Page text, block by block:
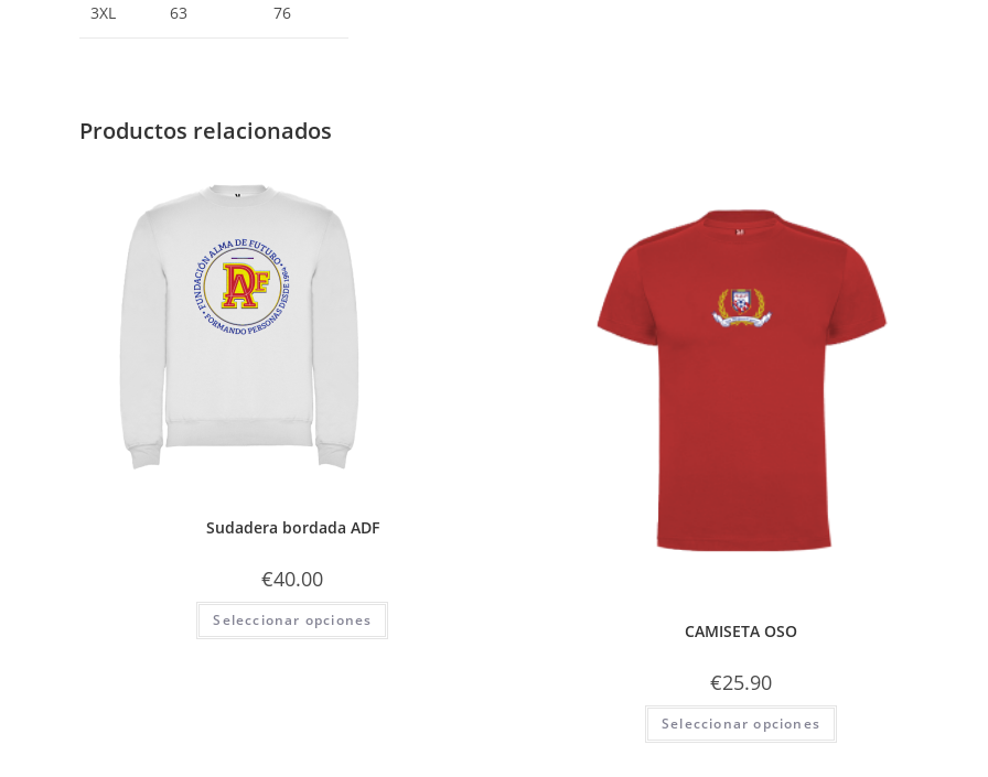
3XL 63 76
Productos relacionados
Sudadera bordada ADF
€40.00
Seleccionar opciones
CAMISETA OSO
€25.90
Seleccionar opciones